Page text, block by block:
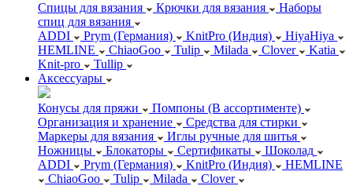
Спицы для вязания Крючки для вязания
Наборы
спиц для вязания
ADDI
Prym (Германия) KnitPro (Индия)
HiyaHiya
HEMLINE
ChiaoGoo Tulip Milada Clover
Katia
Knit-pro
Tullip
Аксессуары
Конусы для пряжи
Помпоны (В ассортименте)
Организация и хранение
Средства для стирки
Маркеры для вязания
Иглы ручные для шитья
Ножницы
Блокаторы Сертификаты
Шоколад
ADDI
Prym (Германия) KnitPro (Индия)
HEMLINE
ChiaoGoo
Tulip Milada
Clover